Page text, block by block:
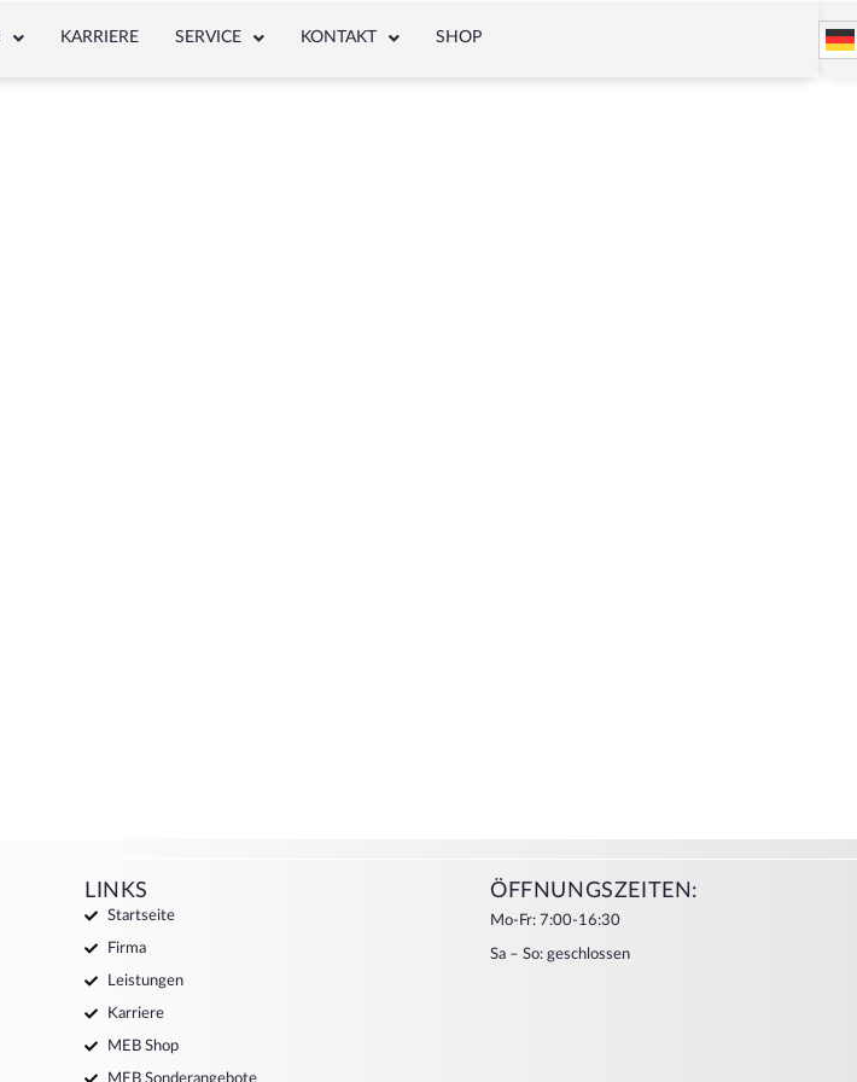
KARRIERE SERVICE KONTAKT SHOP
LINKS
Startseite
Firma
Leistungen
Karriere
MEB Shop
ÖFFNUNGSZEITEN:
Mo-Fr: 7:00-16:30
Sa – So: geschlossen